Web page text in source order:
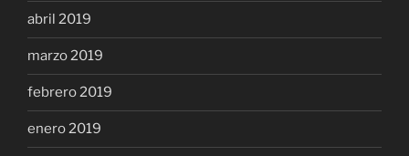
abril 2019
marzo 2019
febrero 2019
enero 2019